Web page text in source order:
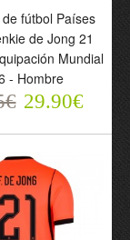
de Jong 21
Equipación
2026 - Niño
29.90€
fútbol Países
de Jong 21
Mundial
- Hombre
29.90€